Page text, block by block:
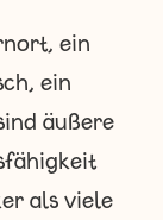
ein
ein
äußere
als viele